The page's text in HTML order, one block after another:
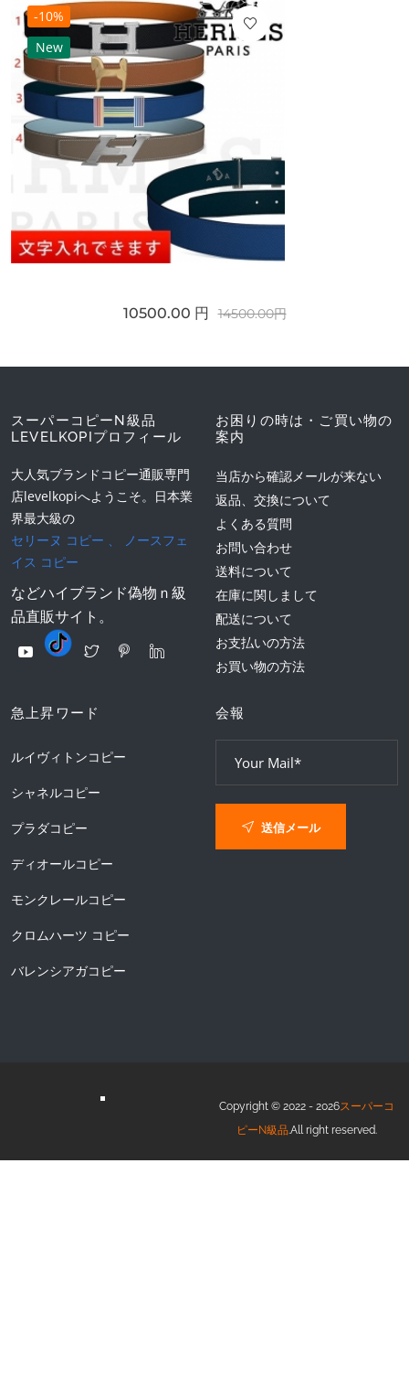
-10%
New
10500.00 円 14500.00円
スーパーコピーN級品
LEVELKOPIプロフィール
大人気ブランドコピー通販専門
店levelkopiへようこそ。日本業
界最大級の
セリーヌ コピー
ノースフェ
イス コピー
などハイブランド偽物ｎ級
品直販サイト。
お困りの時は・ご買い物の
案内
当店から確認メールが来ない
返品、交換について
よくある質問
お問い合わせ
送料について
在庫に関しまして
配送について
お支払いの方法
お買い物の方法
急上昇ワード
ルイヴィトンコピー
シャネルコピー
プラダコピー
ディオールコピー
モンクレールコピー
クロムハーツ コピー
バレンシアガコピー
会報
送信メール
Copyright © 2022 - 2026スーパーコ
ピーN級品 .All right reserved.